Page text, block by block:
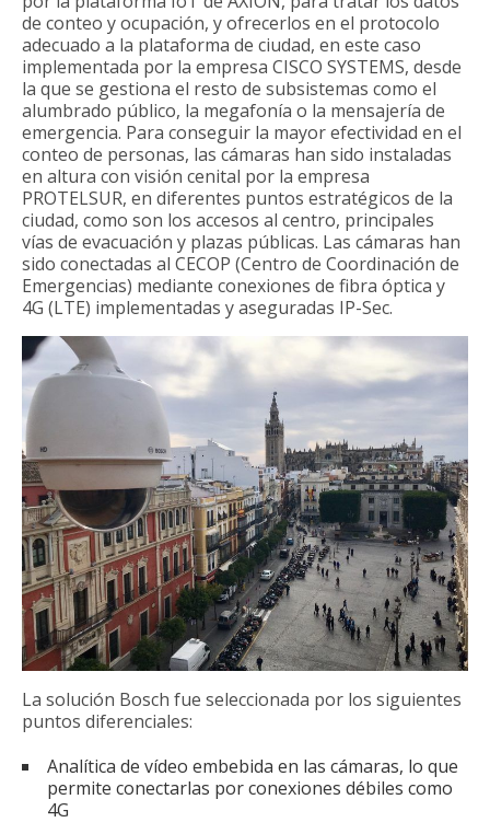
de conteo y ocupación, y ofrecerlos en el protocolo
adecuado a la plataforma de ciudad, en este caso
implementada por la empresa CISCO SYSTEMS, desde
la que se gestiona el resto de subsistemas como el
alumbrado público, la megafonía o la mensajería de
emergencia. Para conseguir la mayor efectividad en el
conteo de personas, las cámaras han sido instaladas
en altura con visión cenital por la empresa
PROTELSUR, en diferentes puntos estratégicos de la
ciudad, como son los accesos al centro, principales
vías de evacuación y plazas públicas. Las cámaras han
sido conectadas al CECOP (Centro de Coordinación de
Emergencias) mediante conexiones de fibra óptica y
4G (LTE) implementadas y aseguradas IP-Sec.
La solución Bosch fue seleccionada por los siguientes
puntos diferenciales:
Analítica de vídeo embebida en las cámaras, lo que
permite conectarlas por conexiones débiles como
4G